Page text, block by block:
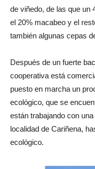
de viñedo, de las que un
el 20% macabeo y el
también algunas cepas
Después de un fuerte
cooperativa está
puesto en marcha un
ecológico, que se
están trabajando con
localidad de Cariñena,
ecológico.